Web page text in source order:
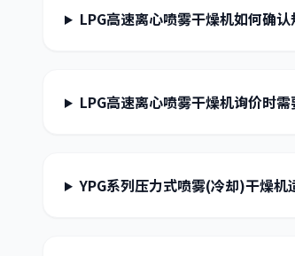
LPG高速离心喷雾干燥机如何确认
LPG高速离心喷雾干燥机询价时需
YPG系列压力式喷雾(冷却)干燥机